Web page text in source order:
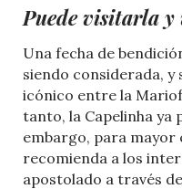
Puede visitarla y
Una fecha de
siendo considerada, y
icónico entre la
tanto, la Capelinha ya
embargo, para
recomienda a los
apostolado a través